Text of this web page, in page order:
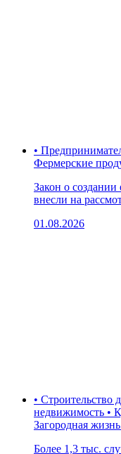
•
Фермерские
Закон о создании
внесли на
01.08.2026
• Строительство
недвижимость •
Загородная
Более 1,3 тыс.